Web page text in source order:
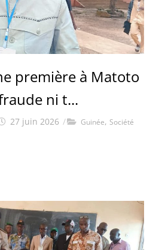
première à Matoto
ni t...
27 juin 2026 / Guinée, Société